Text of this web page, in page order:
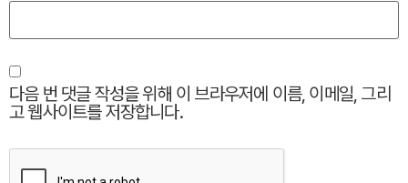
다음 번 댓글 작성을 위해 이 브라우저에 이름, 이메일, 그리
고 웹사이트를 저장합니다.